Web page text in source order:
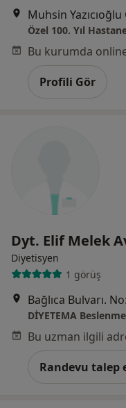
Özel 100. Yıl
Profili Gör
Dyt. Elif Melek
Diyetisyen
1 görüş
DİYETEMA
Randevu talep